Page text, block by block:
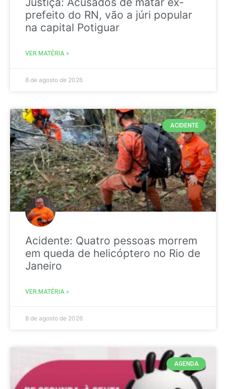
prefeito do RN, vão a júri popular
na capital Potiguar
VER MATÉRIA »
8 de agosto de 2026
ACIDENTE
Acidente: Quatro pessoas morrem
em queda de helicóptero no Rio de
Janeiro
VER MATÉRIA »
8 de agosto de 2026
AGENDA